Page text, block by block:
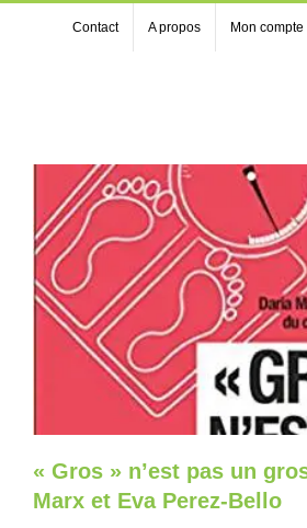
Contact A propos Mon compte
« Gros » n’est pas un
Marx et Eva Perez-Bello